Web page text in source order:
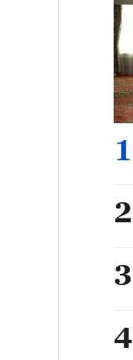
1
2
3
4